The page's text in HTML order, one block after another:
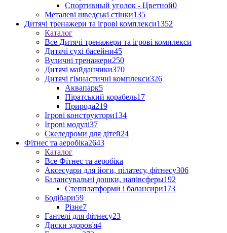
Спортивный уголок - Цветной0
Металеві шведські стінки135
Дитячі тренажери та ігрові комплекси1352
Каталог
Все Дитячі тренажери та ігрові комплекси
Дитячі сухі басейни45
Вуличні тренажери250
Дитячі майданчики370
Дитячі гімнастичні комплекси326
Аквапарк5
Піратський корабель17
Природа219
Ігрові конструктори134
Ігрові модулі37
Скеледроми для дітей24
Фітнес та аеробіка2643
Каталог
Все Фітнес та аеробіка
Аксесуари для йоги, пілатесу, фітнесу306
Балансувальні дошки, напівсферы192
Степплатформи і балансири173
Бодібари59
Різне7
Гантелі для фітнесу23
Диски здоров'я4